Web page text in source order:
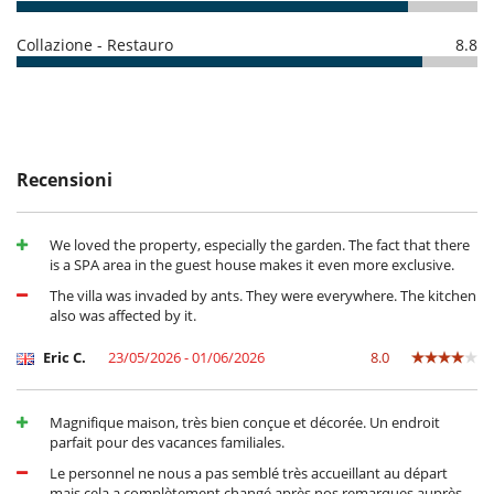
Location
Letti addizionali per bambini su richiesta
Letto per bebè
Seggiolone
Attrezzature, eventi
cassaforte
All'esterno
Giardino
Huerto
Posti per cenare a cielo aperto
Sedie lunge vicino alla piscina
Collazione - Restauro 8.8
Recensioni
We loved the property, especially the garden. The fact that there
is a SPA area in the guest house makes it even more exclusive.
The villa was invaded by ants. They were everywhere. The kitchen
also was affected by it.
Eric C. 23/05/2026 - 01/06/2026 8.0
Magnifique maison, très bien conçue et décorée. Un endroit
parfait pour des vacances familiales.
Le personnel ne nous a pas semblé très accueillant au départ